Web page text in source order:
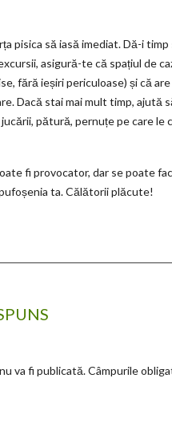
pisica să iasă imediat. Dă-i timp
asigură-te că spațiul de
fără ieșiri periculoase) și că are
Dacă stai mai mult timp, ajută
pătură, pernuțe pe care le
fi provocator, dar se poate
ta. Călătorii plăcute!
va fi publicată.Câmpurile